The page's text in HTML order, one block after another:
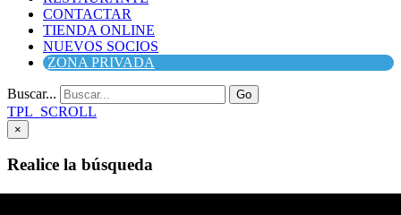
CONTACTAR
TIENDA ONLINE
NUEVOS SOCIOS
ZONA PRIVADA
Buscar... Go
TPL_SCROLL
×
Realice la búsqueda